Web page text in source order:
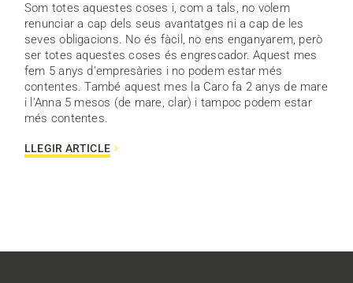
Som totes aquestes coses i, com a tals, no volem
renunciar a cap dels seus avantatges ni a cap de les
seves obligacions. No és fàcil, no ens enganyarem, però
ser totes aquestes coses és engrescador. Aquest mes
fem 5 anys d’empresàries i no podem estar més
contentes. També aquest mes la Caro fa 2 anys de mare
i l’Anna 5 mesos (de mare, clar) i tampoc podem estar
més contentes.
LLEGIR ARTICLE